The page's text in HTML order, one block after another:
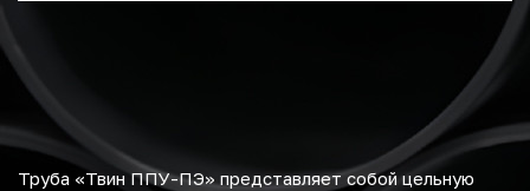
Труба «Твин ППУ-ПЭ» представляет собой цельную